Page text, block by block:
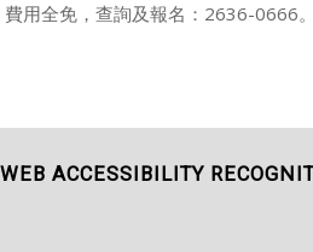
費用全免，查詢及報名： 2636-0666。
WEB ACCESSIBILITY